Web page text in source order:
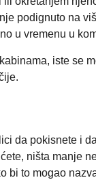
podignuto na
u vremenu u
iste se
da pokisnete i
ništa manje
bi to mogao